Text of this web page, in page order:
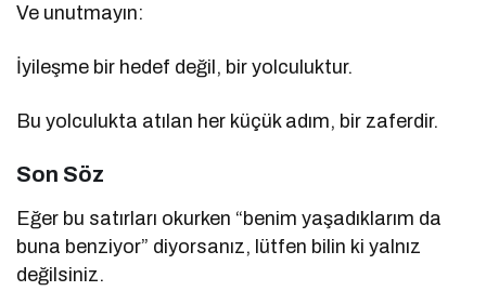
Ve unutmayın:
İyileşme bir hedef değil, bir yolculuktur.
Bu yolculukta atılan her küçük adım, bir zaferdir.
Son Söz
Eğer bu satırları okurken “benim yaşadıklarım da
buna benziyor” diyorsanız, lütfen bilin ki yalnız
değilsiniz.